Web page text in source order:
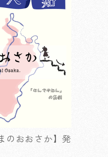
のおおさか】発